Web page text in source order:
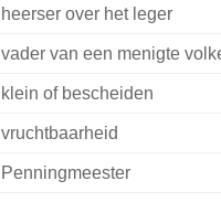
heerser over het leger
vader van een menigte
klein of bescheiden
vruchtbaarheid
Penningmeester